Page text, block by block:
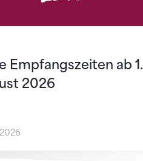
Empfangszeiten ab 1.
2026